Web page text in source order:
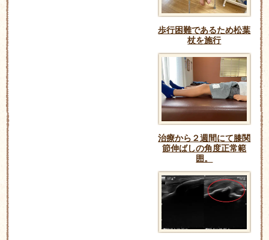
歩行困難であるため松葉
杖を施行
治療から２週間にて膝関
節伸ばしの角度正常範
囲。